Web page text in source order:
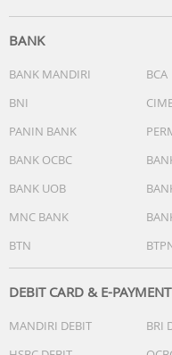
- Model year: 2023
- Screen Size (inch,
- DIMENSION OF TV
x H x D): Approx. 1891 x
- Weight of Package
- Weight of TV without
- VESA® Hole Pitch(W
1085 x 59 mm
- DIMENSION OF TV
x H x D): Approx. 1891 x
- Dimension of
1237 x 228 mm
BANK
BANK MANDIRI BCA
BNI
PANIN BANK
BANK OCBC
BANK UOB
MNC BANK
BTN
DEBIT CARD & E-PAYMENT
MANDIRI DEBIT BRI